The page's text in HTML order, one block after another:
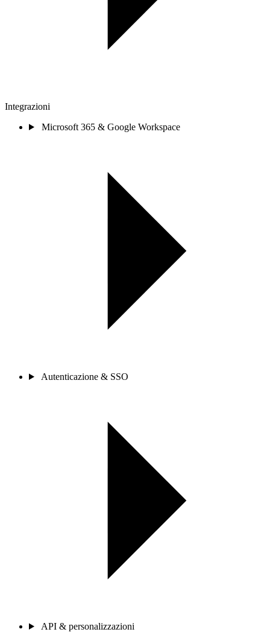
Integrazioni
Microsoft 365 & Google Workspace
Autenticazione & SSO
API & personalizzazioni